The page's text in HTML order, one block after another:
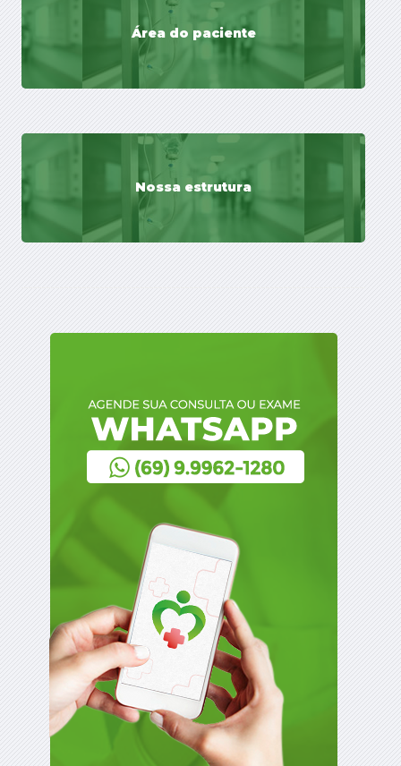
Área do paciente
Nossa estrutura